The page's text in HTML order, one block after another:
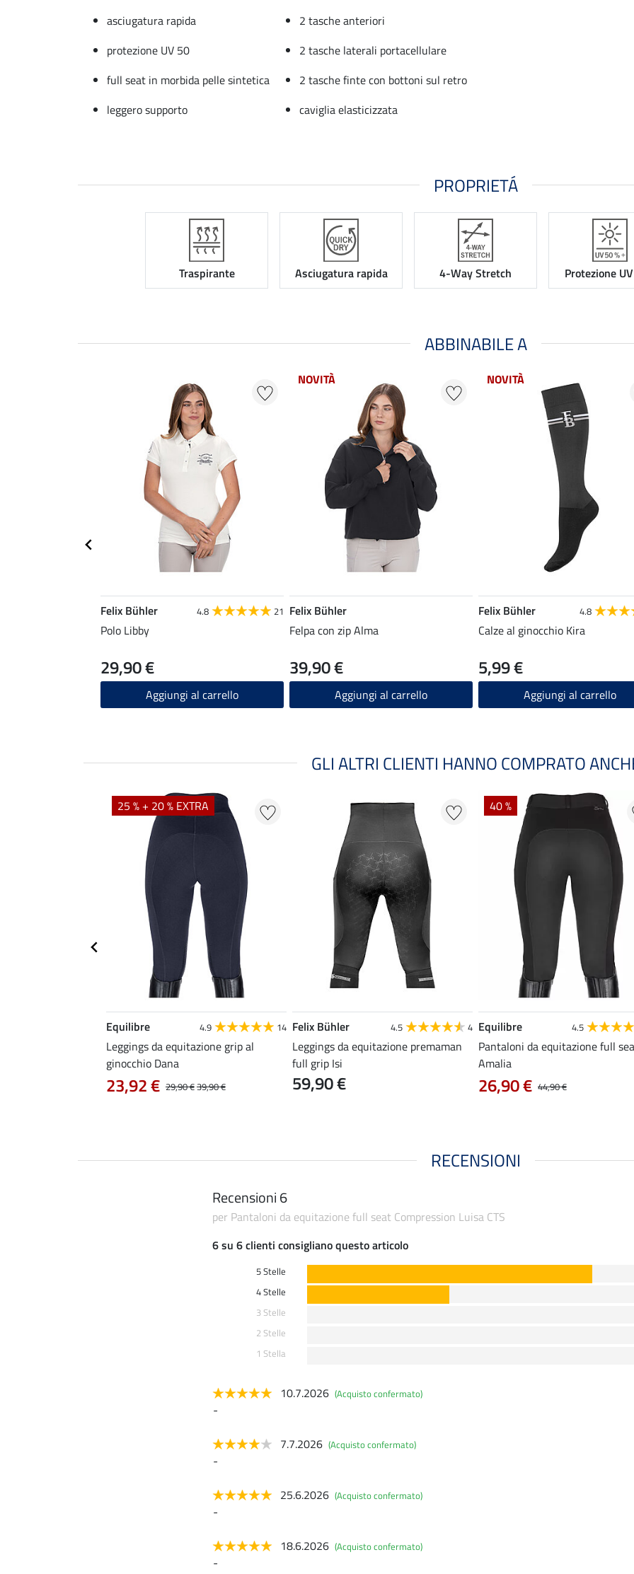
asciugatura rapida
2 tasche anteriori
protezione UV 50
2 tasche laterali portacellulare
full seat in morbida pelle sintetica
2 tasche finte con bottoni sul retro
leggero supporto
caviglia elasticizzata
PROPRIETÁ
Traspirante Asciugatura rapida 4-Way Stretch Protezione
ABBINABILE A
Felix Bühler 4.8 21
Polo Libby
29,90 €
Aggiungi al carrello
NOVITÀ
Felix Bühler
Felpa con zip Alma
39,90 €
Aggiungi al carrello
NOVITÀ
Felix Bühler 4.8
Calze al ginocchio Kira
5,99 €
Aggiungi al carrello
GLI ALTRI CLIENTI HANNO COMPRATO
25 % + 20 % EXTRA
Equilibre 4.9 14
Leggings da equitazione grip al
ginocchio Dana
29,90 €39,90 €
23,92 €
Felix Bühler 4.5 4
Leggings da equitazione premaman
full grip Isi
59,90 €
40 %
Equilibre 4.5
Pantaloni da equitazione full
Amalia
44,90 €
26,90 €
RECENSIONI
Recensioni 6
per Pantaloni da equitazione full seat Compression Luisa CTS
6 su 6 clienti consigliano questo articolo
5 Stelle
4 Stelle
3 Stelle
2 Stelle
1 Stella
10.7.2026 (Acquisto confermato)
-
7.7.2026 (Acquisto confermato)
-
25.6.2026 (Acquisto confermato)
-
18.6.2026 (Acquisto confermato)
-